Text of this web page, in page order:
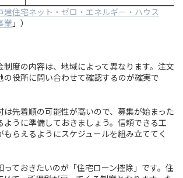
建住宅ネット・ゼロ・エネルギー・ハウス
業 」）
制度の内容は、地域によって異なります。注文
の役所に問い合わせて確認するのが確実で
は先着順の可能性が高いので、募集が始まった
ように準備しておきましょう。信頼できる工
らえるようにスケジュールを組み立ててく
っておきたいのが「住宅ローン控除」です。住